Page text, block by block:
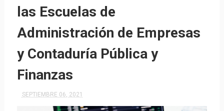
las Escuelas de
Administración de Empresas
y Contaduría Pública y
Finanzas
SEPTIEMBRE 06, 2021